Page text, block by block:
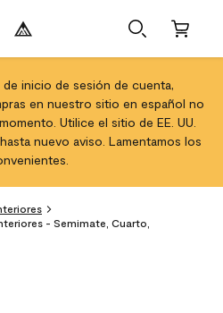
de inicio de sesión de cuenta,
en nuestro sitio en español no
Utilice el sitio de EE. UU.
nuevo aviso. Lamentamos los
- Semimate, Cuarto,